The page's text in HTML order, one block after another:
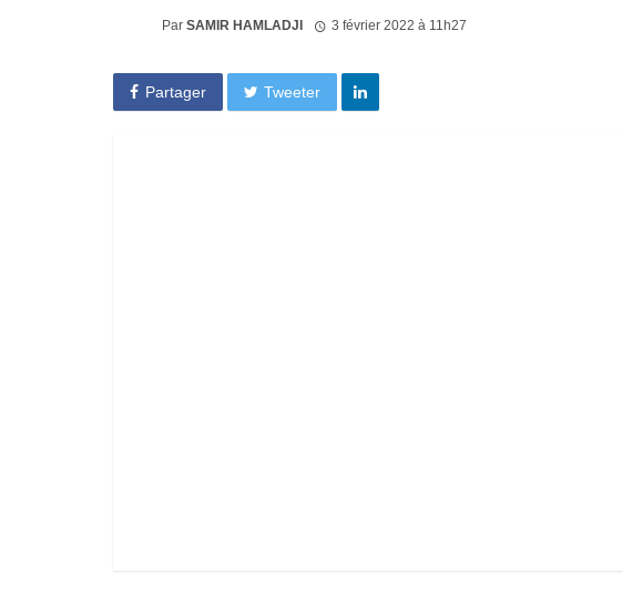
Par SAMIR HAMLADJI 3 février 2022 à 11h27
Partager Tweeter